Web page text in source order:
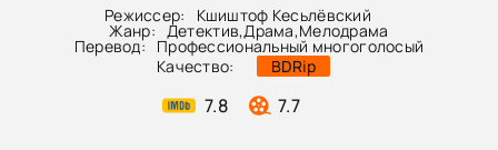
Режиссер:
Кшиштоф Кесьлёвский
Жанр: Детектив,Драма,Мелодрама
Перевод:
Профессиональный многоголосый
Качество:
BDRip
7.8 7.7